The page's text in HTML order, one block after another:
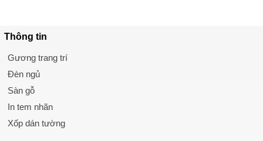
Thông tin
Gương trang trí
Đèn ngủ
Sàn gỗ
In tem nhãn
Xốp dán tường